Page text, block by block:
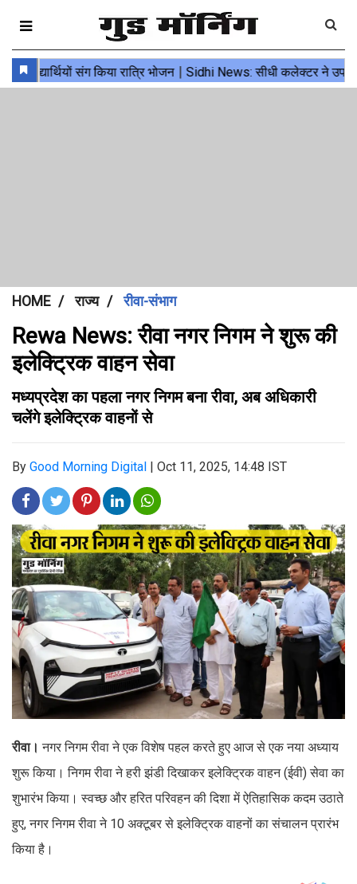
HOME राज्य रीवा-संभाग
Rewa News: रीवा नगर निगम ने शुरू की
इलेक्ट्रिक वाहन सेवा
मध्यप्रदेश का पहला नगर निगम बना रीवा, अब अधिकारी
चलेंगे इलेक्ट्रिक वाहनों से
By Good Morning Digital | Oct 11, 2025, 14:48 IST
रीवा।नगर निगम रीवा ने एक विशेष पहल करते हुए आज से एक नया अध्याय
शुरू किया। निगम रीवा ने हरी झंडी दिखाकर इलेक्ट्रिक वाहन (ईवी) सेवा का
शुभारंभ किया। स्वच्छ और हरित परिवहन की दिशा में ऐतिहासिक कदम उठाते
हुए, नगर निगम रीवा ने 10 अक्टूबर से इलेक्ट्रिक वाहनों का संचालन प्रारंभ
किया है।